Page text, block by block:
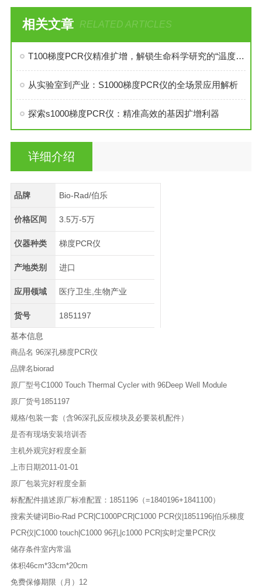
相关文章 RELATED ARTICLES
T100梯度PCR仪精准扩增，解锁生命科学研究的“温度密码”
从实验室到产业：S1000梯度PCR仪的全场景应用解析
探索s1000梯度PCR仪：精准高效的基因扩增利器
详细介绍
品牌 Bio-Rad/伯乐
价格区间 3.5万-5万
仪器种类 梯度PCR仪
产地类别 进口
应用领域 医疗卫生,生物产业
货号 1851197
基本信息
商品名 96深孔梯度PCR仪
品牌名 biorad
原厂型号C1000 Touch Thermal Cycler with 96Deep Well Module
原厂货号1851197
规格/包装一套（含96深孔反应模块及必要装机配件）
是否有现场安装培训 否
主机外观完好程度全新
上市日期2011-01-01
原厂包装完好程度全新
标配配件描述原厂标准配置：1851196（=1840196+1841100）
搜索关键词 Bio-Rad PCR|C1000PCR|C1000 PCR仪|1851196|伯乐梯度
PCR仪|C1000 touch|C1000 96孔|c1000 PCR|实时定量PCR仪
储存条件室内常温
体积46cm*33cm*20cm
免费保修期限（月） 12